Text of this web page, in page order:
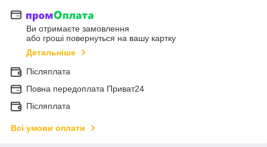
Ви отримаєте замовлення
або гроші повернуться на вашу картку
Детальніше
Післяплата
Повна передоплата Приват24
Післяплата
Всі умови оплати